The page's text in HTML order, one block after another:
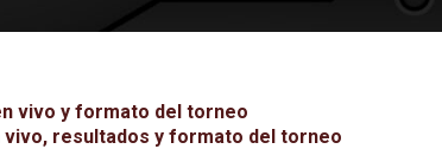
vivo y formato del torneo
vivo, resultados y formato del torneo